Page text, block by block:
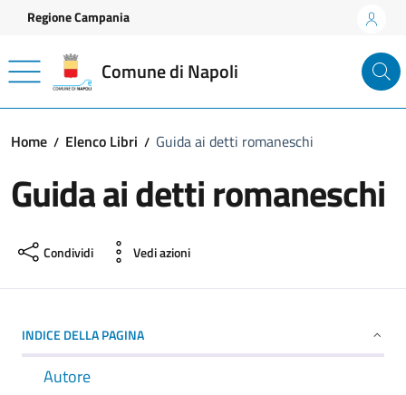
Vai ai contenuti
Vai al footer
Regione Campania
Comune di Napoli
Home Elenco Libri Guida ai detti romaneschi
Guida ai detti romaneschi
Condividi Vedi azioni
INDICE DELLA PAGINA
Autore